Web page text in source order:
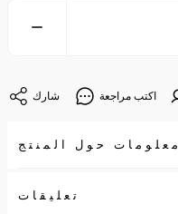
شارك اكتب مراجعة
معلومات حول المنتج
تعليقات